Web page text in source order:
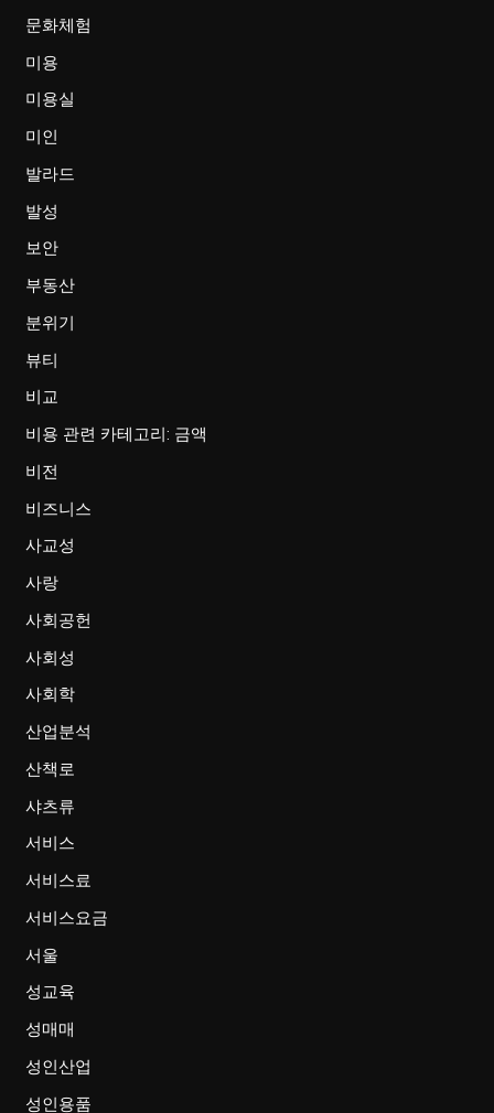
문화체험
미용
미용실
미인
발라드
발성
보안
부동산
분위기
뷰티
비교
비용 관련 카테고리: 금액
비전
비즈니스
사교성
사랑
사회공헌
사회성
사회학
산업분석
산책로
샤츠류
서비스
서비스료
서비스요금
서울
성교육
성매매
성인산업
성인용품